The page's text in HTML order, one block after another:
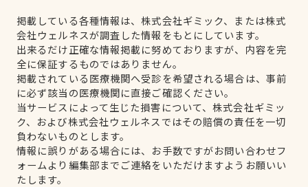
掲載している各種情報は、株式会社ギミック、または株式
会社ウェルネスが調査した情報をもとにしています。
出来るだけ正確な情報掲載に努めておりますが、内容を完
全に保証するものではありません。
掲載されている医療機関へ受診を希望される場合は、事前
に必ず該当の医療機関に直接ご確認ください。
当サービスによって生じた損害について、株式会社ギミッ
ク、および株式会社ウェルネスではその賠償の責任を一切
負わないものとします。
情報に誤りがある場合には、お手数ですがお問い合わせフ
ォームより編集部までご連絡をいただけますようお願いい
たします。